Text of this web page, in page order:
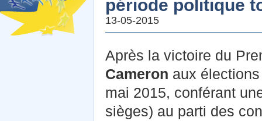
période politique
13-05-2015
Après la victoire du
Cameron aux
mai 2015, conférant
sièges) au parti des